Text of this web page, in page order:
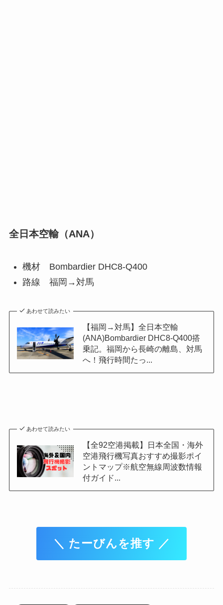
全日本空輸（ANA）
機材 Bombardier DHC8-Q400
路線 福岡→対馬
あわせて読みたい
【福岡→対馬】全日本空輸
(ANA)Bombardier DHC8-Q400搭
乗記。福岡から長崎の離島、対馬
へ！飛行時間たっ...
あわせて読みたい
【全92空港掲載】日本全国・海外
空港飛行機写真おすすめ撮影ポイ
ントマップ※航空無線周波数情報
付ガイド...
＼ たーびんを推す ／